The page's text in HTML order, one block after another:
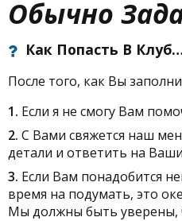
Бонусная тема:
Обычно
Как Попасть В
После того, как Вы
1. Если я не смогу Вам
2. С Вами свяжется наш
детали и ответить на
3. Если Вам понадобится
время на подумать, это
Мы должны быть уверены,